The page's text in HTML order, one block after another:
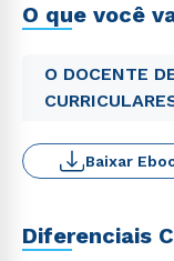
O que você
O DOCENTE
Baixar
Diferenciais